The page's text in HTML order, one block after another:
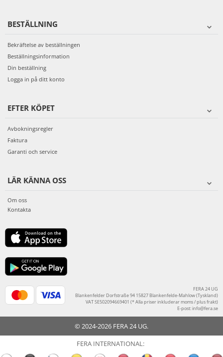
BESTÄLLNING
Bekräftelse av beställningen
Beställningsinformation
Din beställning
Logga in på ditt konto
EFTER KÖPET
Avbokningsregler
Faktura
Garanti och service
LÄR KÄNNA OSS
Om oss
Kontakta
FERA 24 UG
Blankenfelder Dorfstraße 94 15827 Blankenfelde-Mahlow (Tyskland)
VAT SE502094669401 (* Alla priser inkluderar moms / plus frakt)
E-post:info@fera.se
© 2024-2026 FERA 24 UG.
FERA INTERNATIONAL: